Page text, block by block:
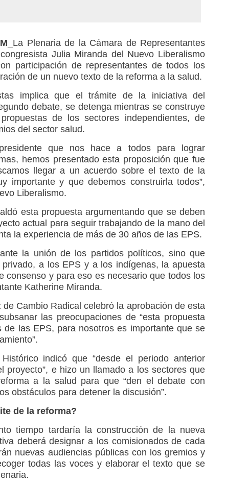
La Plenaria de la Cámara de Representantes
Julia Miranda del Nuevo Liberalismo
participación de representantes de todos los
de un nuevo texto de la reforma a la salud.
implica que el trámite de la iniciativa del
debate, se detenga mientras se construye
de los sectores independientes, de
del sector salud.
que nos hace a todos para lograr
hemos presentado esta proposición que fue
llegar a un acuerdo sobre el texto de la
importante y que debemos construirla todos”,
Liberalismo.
esta propuesta argumentando que se deben
actual para seguir trabajando de la mano del
la experiencia de más de 30 años de las EPS.
la unión de los partidos políticos, sino que
a los EPS y a los indígenas, la apuesta
consenso y para eso es necesario que todos los
Katherine Miranda.
Cambio Radical celebró la aprobación de esta
las preocupaciones de “esta propuesta
las EPS, para nosotros es importante que se
indicó que “desde el periodo anterior
proyecto”, e hizo un llamado a los sectores que
a la salud para que “den el debate con
obstáculos para detener la discusión”.
de la reforma?
tiempo tardaría la construcción de la nueva
deberá designar a los comisionados de cada
nuevas audiencias públicas con los gremios y
todas las voces y elaborar el texto que se